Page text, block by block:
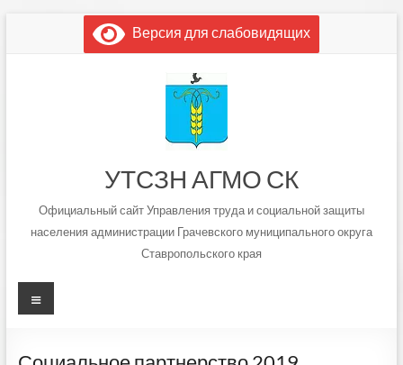
содержимому
Версия для слабовидящих
УТСЗН АГМО СК
Официальный сайт Управления труда и социальной защиты
населения администрации Грачевского муниципального округа
Ставропольского края
Меню